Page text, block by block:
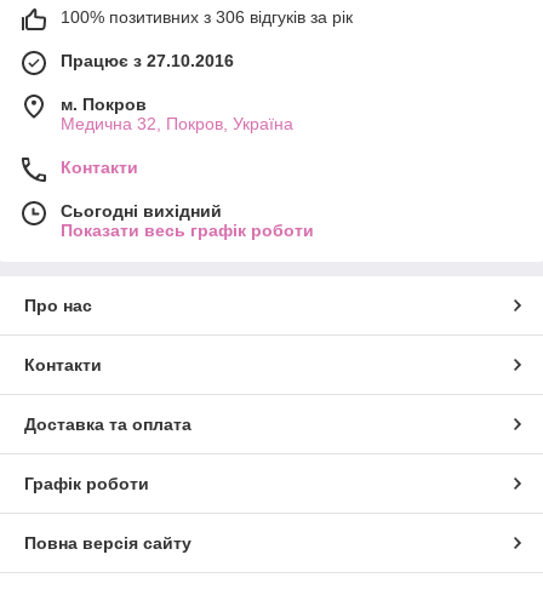
100% позитивних з 306 відгуків за рік
Працює з 27.10.2016
м. Покров
Медична 32, Покров, Україна
Контакти
Сьогодні вихідний
Показати весь графік роботи
Про нас
Контакти
Доставка та оплата
Графік роботи
Повна версія сайту